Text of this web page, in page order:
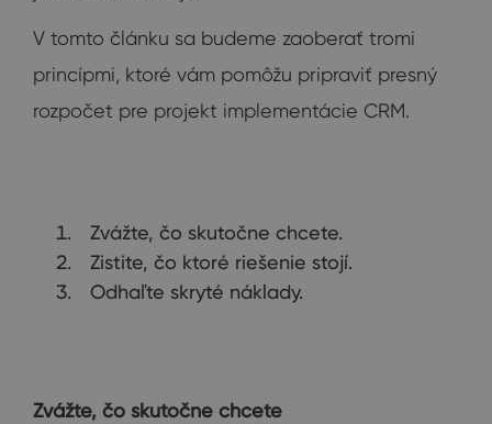
V tomto článku sa budeme zaoberať tromi
princípmi, ktoré vám pomôžu pripraviť presný
rozpočet pre projekt implementácie CRM.
Zvážte, čo skutočne chcete.
Zistite, čo ktoré riešenie stojí.
Odhaľte skryté náklady.
Zvážte, čo skutočne chcete